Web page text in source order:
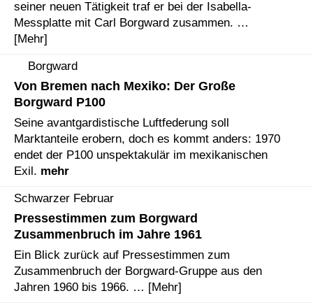
seiner neuen Tätigkeit traf er bei der Isabella-
Messplatte mit Carl Borgward zusammen. …
[Mehr]
Borgward
Von Bremen nach Mexiko: Der Große
Borgward P100
Seine avantgardistische Luftfederung soll
Marktanteile erobern, doch es kommt anders: 1970
endet der P100 unspektakulär im mexikanischen
Exil. mehr
Schwarzer Februar
Pressestimmen zum Borgward
Zusammenbruch im Jahre 1961
Ein Blick zurück auf Pressestimmen zum
Zusammenbruch der Borgward-Gruppe aus den
Jahren 1960 bis 1966. … [Mehr]